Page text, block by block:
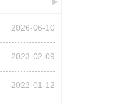
2026-06-10
2023-02-09
2022-01-12